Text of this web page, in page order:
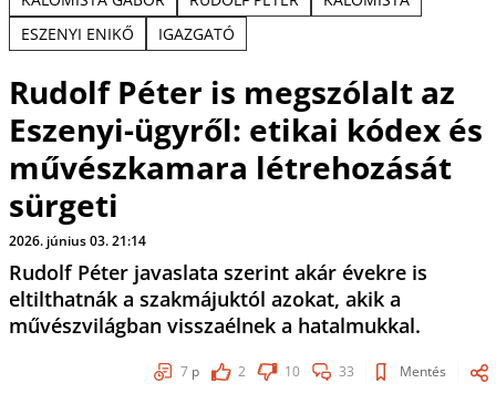
ESZENYI ENIKŐ
IGAZGATÓ
Rudolf Péter is megszólalt az
Eszenyi-ügyről: etikai kódex és
művészkamara létrehozását
sürgeti
2026. június 03. 21:14
Rudolf Péter javaslata szerint akár évekre is
eltilthatnák a szakmájuktól azokat, akik a
művészvilágban visszaélnek a hatalmukkal.
7 p 2 10 33 Mentés